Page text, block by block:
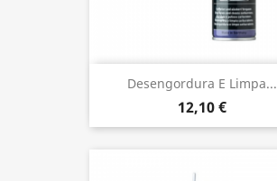
Desen­gor­dura E Limpa...
12,10 €